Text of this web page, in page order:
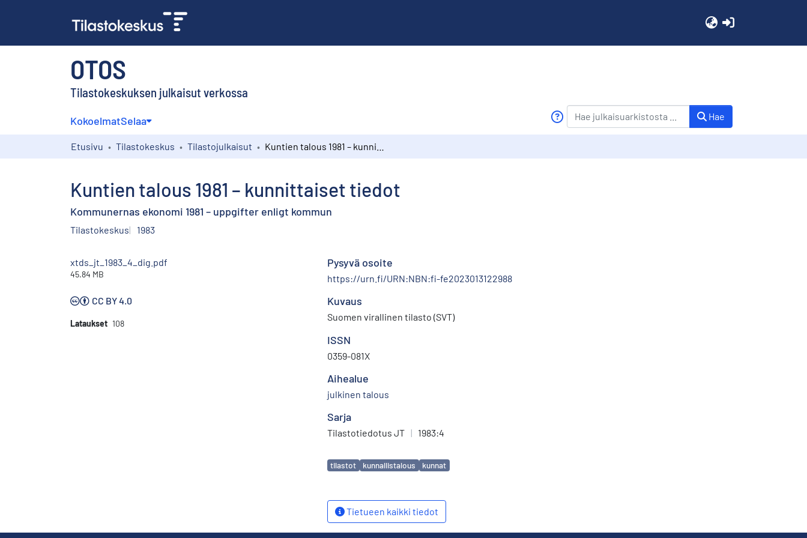
OTOS
Tilastokeskuksen julkaisut verkossa
KokoelmatSelaa Hae
Etusivu Tilastokeskus Tilastojulkaisut
Kuntien talous 1981 – kunnittaiset tiedot
Kommunernas ekonomi 1981 – uppgifter enligt kommun
Tilastokeskus 1983
xtds_jt_1983_4_dig.pdf
45.84 MB
CC BY 4.0
Lataukset 108
Pysyvä osoite
https://urn.fi/URN:NBN:fi-fe2023013122988
Kuvaus
Suomen virallinen tilasto (SVT)
ISSN
0359-081X
Aihealue
julkinen talous
Sarja
Tilastotiedotus JT | 1983:4
Avainsanat
tilastot kunnallistalous kunnat
Tietueen kaikki tiedot